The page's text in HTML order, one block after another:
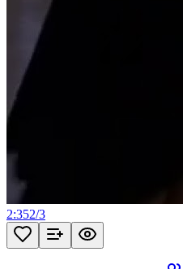
2:352/3